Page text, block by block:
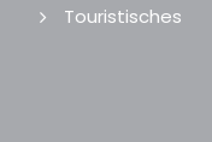
Touristisches